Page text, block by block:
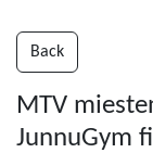
Back
MTV
JunnuGym